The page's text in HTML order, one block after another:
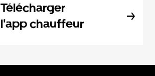
Télécharger
l'app chauffeur